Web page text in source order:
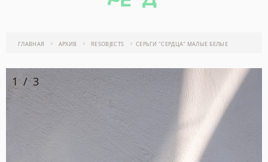
ГЛАВНАЯ АРХИВ RESOBJECTS СЕРЬГИ "СЕРДЦА" МАЛЫЕ БЕЛЫЕ
1/3